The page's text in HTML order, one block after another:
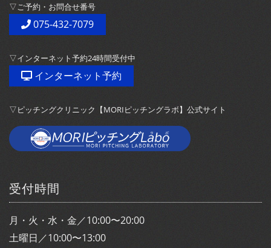
▽ご予約・お問合せ番号
075-432-7079
▽インターネット予約24時間受付中
インターネット予約
▽ピッチングクリニック【MORIピッチングラボ】公式サイト
受付時間
月・火・水・金／10:00〜20:00
土曜日／10:00〜13:00